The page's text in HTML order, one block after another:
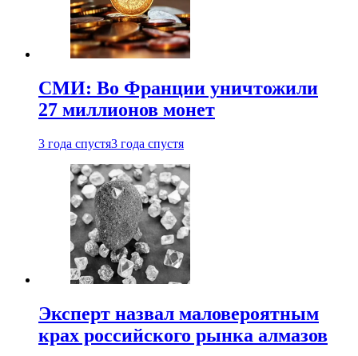
СМИ: Во Франции уничтожили
27 миллионов монет
3 года спустя3 года спустя
Эксперт назвал маловероятным
крах российского рынка алмазов